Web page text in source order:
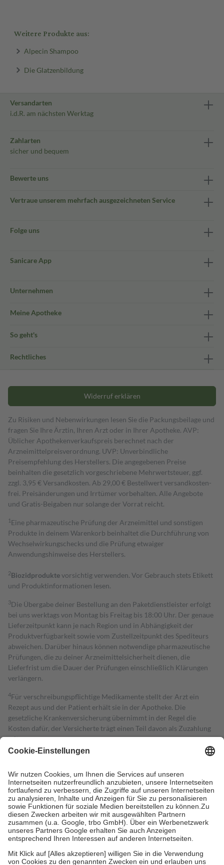
Weitere Produkte aus:
Alpecin Shampoo
Die Glatzenbildung
Versandarten
i.d.R. am nächsten Werktag
Zahlarten
sicher und bequem
Bewerte uns
Vertraue unserem mehrfach ausgezeichneten Service
Folge uns
Sanicare App
Unternehmen
Meine Apotheke
So geht's
Rechtliches
Widerruf erklären
Zu Risiken und Nebenwirkungen lesen Sie die Packungsbeilage und
fragen Sie Ihre Ärztin, Ihren Arzt oder in Ihrer Apotheke. AVP:
Üblicher Apothekenverkaufspreis berechnet nach der
Arzneimittelpreisverordnung. UVP: Unverbindliche
Preisempfehlung des Herstellers. Die angegebenen Preise
beinhalten die gesetzlich vorgeschriebene Mehrwertsteuer, ggf.
zzgl. 3,95 € Versandkosten. Ab 29,00 € Bestell­wert versand­kosten­
frei. Preisänderungen und Irrtümer vorbehalten. Alle Angebote
und Gratis-Beigaben nur solange der Vorrat reicht.
1 Eine pharmazeutische Prüfung der Arzneimittel und sonstigen
Produkte in deinem Warenkorb beinhaltet die Durchführung von
Wechselwirkungschecks und die Prüfung etwaiger
Anwendungshinweise des Herstellers.
2Biozidproduktevorsichtig verwenden. Vor Gebrauch stets Etikett
und Produktinformationen lesen.
3Die Übergabe deiner Bestellung an den Paketdienstleister erfolgt
bei uns werktags von Montag bis Freitag bis 18:00 Uhr. Der genaue
Lieferzeitpunkt kann je nach Region und in Abhängigkeit der
Produktverfügbarkeit sowie vom Zustellzeitpunkt des Spediteurs
abweichen. Darüber hinaus können notwendige pharmazeutische
Prüfungen, die zu deiner Arzneimittelsicherheit dienen, die
Lieferfrist um die Dauer der Prüfungen einschließlich Klärungen
verlängern.
4Für verschreibungspflichtige Medikamente stellt der Arzt ein
Rezept aus und der Patient erhält sie in der Apotheke. Die
gesetzliche Krankenversicherung übernimmt in der Regel die
Kosten dafür, der Versicherte trägt einen Teil davon als Zuzahlung
mit.
Grundsätzlich leisten Mitglieder Zuzahlungen in Höhe von zehn
höchstens zehn Euro.
Es sind jedoch nie mehr als die tatsächlichen
Kosten der Leistung zu entrichten.
Diese Regeln gelten grundsätzlich auch für Online-Apotheken.
Bei Heilmitteln und häuslicher Krankenpflege beträgt die
Zuzahlung zehn Prozent der Kosten sowie zehn Euro je
Verordnung.
Um das Engagement der Versicherten für ihre eigene Gesundheit zu
stärken und die besondere Stellung der Familie zu unterstützen,
fallenkeine Zuzahlungenan bei: